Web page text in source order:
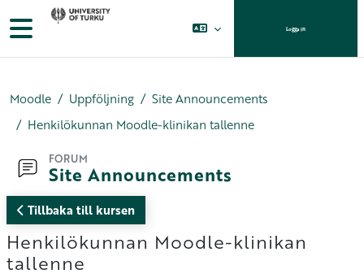
Gå direkt till huvudinnehåll
Sidopanel Logga in
Moodle Uppföljning
Site Announcements
Henkilökunnan Moodle-klinikan tallenne
FORUM
Site Announcements
Tillbaka till kursen
Henkilökunnan Moodle-klinikan
tallenne